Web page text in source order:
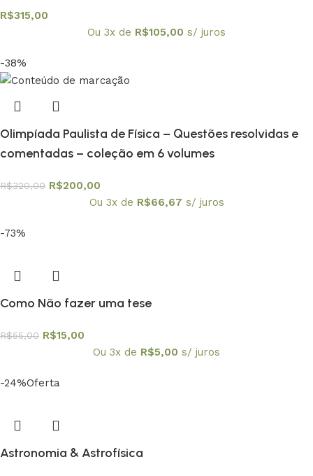
R$315,00
Ou 3x de R$105,00 s/ juros
-38%
Olimpíada Paulista de Física – Questões resolvidas e
comentadas – coleção em 6 volumes
R$320,00 R$200,00
Ou 3x de R$66,67 s/ juros
-73%
Como Não fazer uma tese
R$55,00 R$15,00
Ou 3x de R$5,00 s/ juros
-24%Oferta
Astronomia & Astrofísica